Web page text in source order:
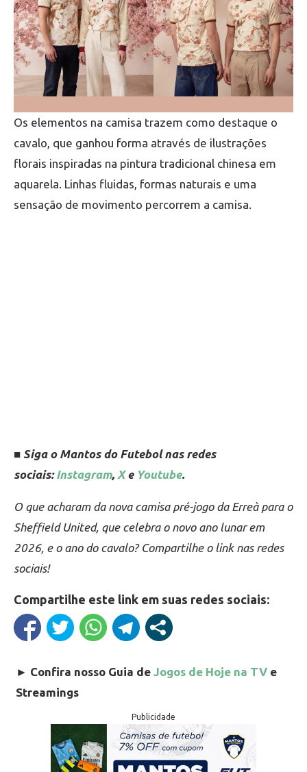
Os elementos na camisa trazem como destaque o
cavalo, que ganhou forma através de ilustrações
florais inspiradas na pintura tradicional chinesa em
aquarela. Linhas fluidas, formas naturais e uma
sensação de movimento percorrem a camisa.
■ Siga o Mantos do Futebol nas redes
sociais: Instagram, Xe Youtube.
O que acharam da nova camisa pré-jogo da Erreà para o
Sheffield United, que celebra o novo ano lunar em
2026, e o ano do cavalo? Compartilhe o link nas redes
sociais!
Compartilhe este link em suas redes sociais:
► Confira nosso Guia de Jogos de Hoje na TV e
Streamings
Publicidade